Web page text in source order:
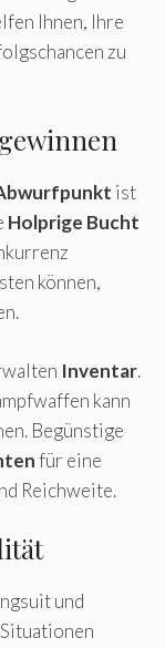
Ihnen, Ihre
zu
ist
Holprige Bucht
können,
Inventar.
kann
Begünstige
für eine
Reichweite.
und